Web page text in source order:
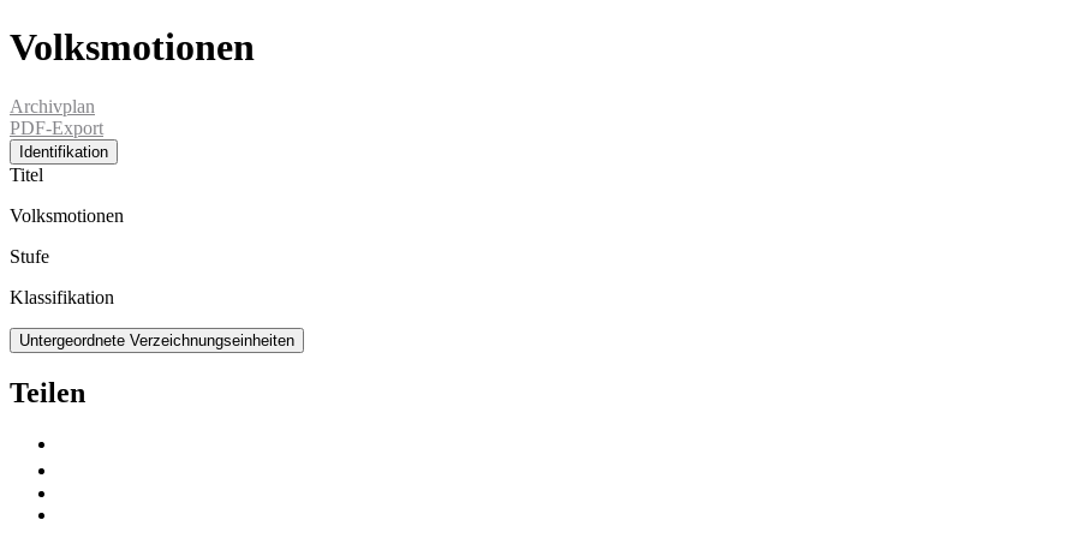
Volksmotionen
Archivplan
PDF-Export
Identifikation
Titel
Volksmotionen
Stufe
Klassifikation
Untergeordnete Verzeichnungseinheiten
Teilen